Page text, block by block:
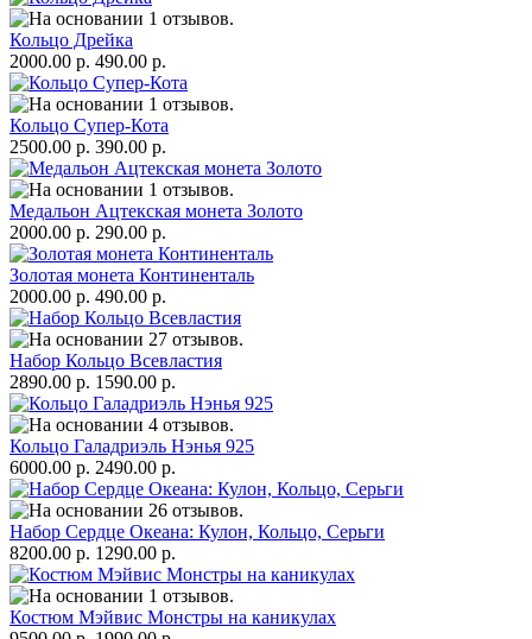
Кольцо Дрейка
2000.00 р. 490.00 р.
Кольцо Супер-Кота
2500.00 р. 390.00 р.
Медальон Ацтекская монета Золото
2000.00 р. 290.00 р.
Золотая монета Континенталь
2000.00 р. 490.00 р.
Набор Кольцо Всевластия
2890.00 р. 1590.00 р.
Кольцо Галадриэль Нэнья 925
6000.00 р. 2490.00 р.
Набор Сердце Океана: Кулон, Кольцо, Серьги
8200.00 р. 1290.00 р.
Костюм Мэйвис Монстры на каникулах